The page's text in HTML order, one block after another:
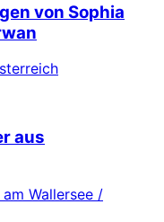
von Sophia
aus
Wallersee /